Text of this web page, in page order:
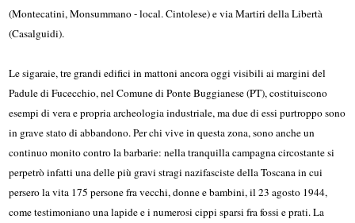
(Montecatini, Monsummano - local. Cintolese) e via Martiri della Libertà
(Casalguidi).
Le sigaraie, tre grandi edifici in mattoni ancora oggi visibili ai margini del
Padule di Fucecchio, nel Comune di Ponte Buggianese (PT), costituiscono
esempi di vera e propria archeologia industriale, ma due di essi purtroppo sono
in grave stato di abbandono. Per chi vive in questa zona, sono anche un
continuo monito contro la barbarie: nella tranquilla campagna circostante si
perpetrò infatti una delle più gravi stragi nazifasciste della Toscana in cui
persero la vita 175 persone fra vecchi, donne e bambini, il 23 agosto 1944,
come testimoniano una lapide e i numerosi cippi sparsi fra fossi e prati. La